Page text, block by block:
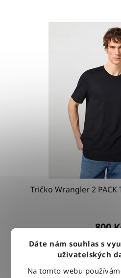
Dáte nám souhlas s
uživatelských
Na tomto webu
Tričko Wrangler 2 PACK
800